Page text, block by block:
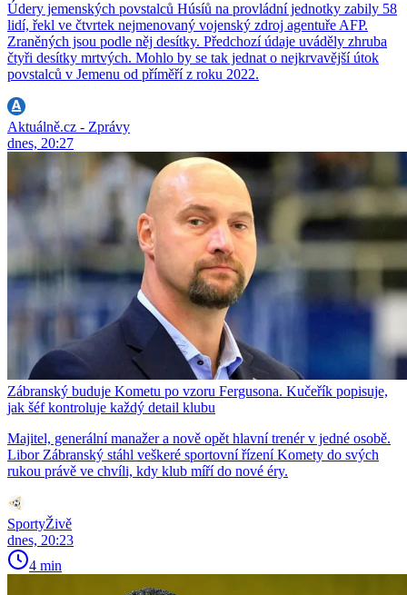
Údery jemenských povstalců Húsíů na provládní jednotky zabily 58
lidí, řekl ve čtvrtek nejmenovaný vojenský zdroj agentuře AFP.
Zraněných jsou podle něj desítky. Předchozí údaje uváděly zhruba
čtyři desítky mrtvých. Mohlo by se tak jednat o nejkrvavější útok
povstalců v Jemenu od příměří z roku 2022.
Aktuálně.cz - Zprávy
dnes, 20:27
Zábranský buduje Kometu po vzoru Fergusona. Kučeřík popisuje,
jak šéf kontroluje každý detail klubu
Majitel, generální manažer a nově opět hlavní trenér v jedné osobě.
Libor Zábranský stáhl veškeré sportovní řízení Komety do svých
rukou právě ve chvíli, kdy klub míří do nové éry.
SportyŽivě
dnes, 20:23
4 min